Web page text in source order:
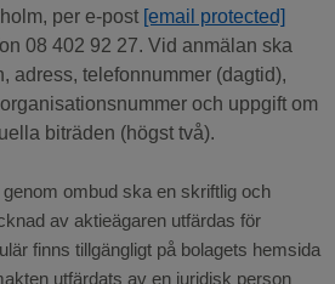
per e-post [email protected]
08 402 92 27. Vid anmälan ska
adress, telefonnummer (dagtid),
och uppgift om
biträden (högst två).
ombud ska en skriftlig och
av aktieägaren utfärdas för
finns tillgängligt på bolagets hemsida
utfärdats av en juridisk person